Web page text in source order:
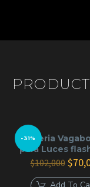
-31%
Bateria
para Luces
$102,000 El
precio
$